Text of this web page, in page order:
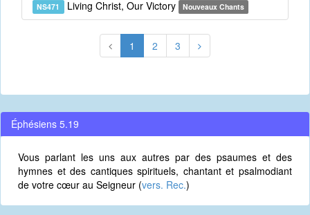
NS471 Living Christ, Our Victory Nouveaux Chants
1 2 3
Éphésiens 5.19
Vous parlant les uns aux autres par des psaumes et des
hymnes et des cantiques spirituels, chantant et psalmodiant
de votre cœur au Seigneur (vers. Rec.)